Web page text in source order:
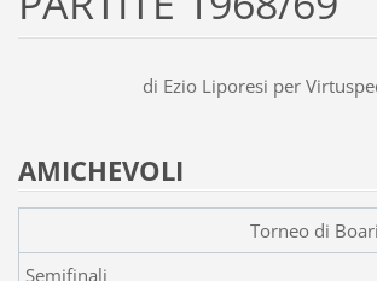
di Ezio Liporesi per
AMICHEVOLI
Torneo di
Semifinali